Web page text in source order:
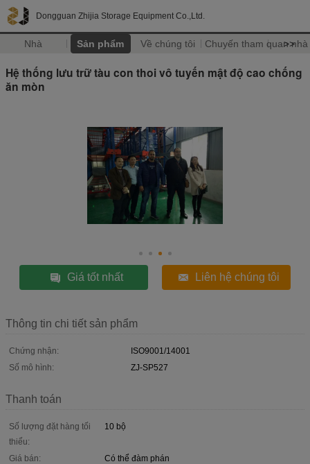
Dongguan Zhijia Storage Equipment Co.,Ltd.
Nhà Sản phẩm Về chúng tôi Chuyến tham quan nhà
>>
Hệ thống lưu trữ tàu con thoi vô tuyến mật độ cao chống
ăn mòn
Giá tốt nhất Liên hệ chúng tôi
Thông tin chi tiết sản phẩm
Chứng nhận:
ISO9001/14001
Số mô hình:
ZJ-SP527
Thanh toán
Số lượng đặt hàng tối
thiểu:
10 bộ
Giá bán:
Có thể đàm phán